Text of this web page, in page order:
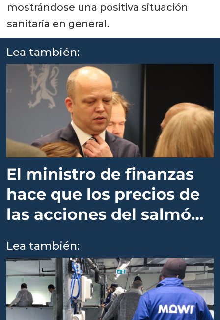
mostrándose una positiva situación
sanitaria en general.
Lea también:
El ministro de finanzas
hace que los precios de
las acciones del salmón
Lea también: